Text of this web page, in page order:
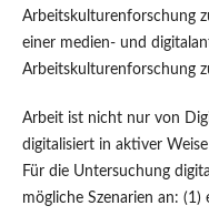
Arbeitskulturenforschung
einer medien- und
Arbeitskulturenforschung
Arbeit ist nicht nur von
digitalisiert in aktiver
Für die Untersuchung
mögliche Szenarien an: (1)